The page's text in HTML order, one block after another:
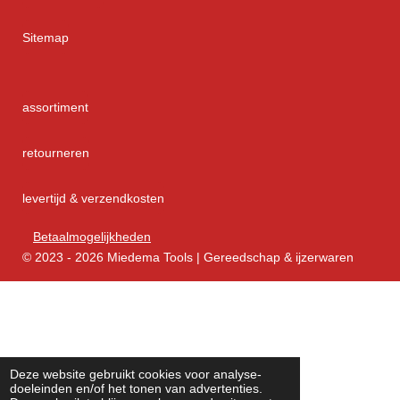
Deze website gebruikt cookies voor analyse-
doeleinden en/of het tonen van advertenties.
Sitemap
assortiment
retourneren
levertijd & verzendkosten
Betaalmogelijkheden
© 2023 - 2026 Miedema Tools | Gereedschap & ijzerwaren